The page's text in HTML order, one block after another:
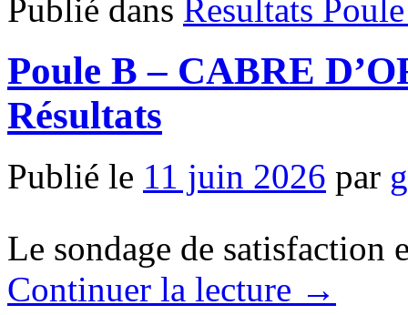
Publié dans Resultats
Poule B – CABRE
Résultats
Publié le 11 juin 2026 par
Le sondage de satisfaction
Continuer la lecture →